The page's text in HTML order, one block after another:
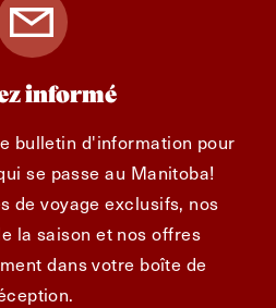
informé
bulletin d'information pour
se passe au Manitoba!
de voyage exclusifs, nos
la saison et nos offres
dans votre boîte de